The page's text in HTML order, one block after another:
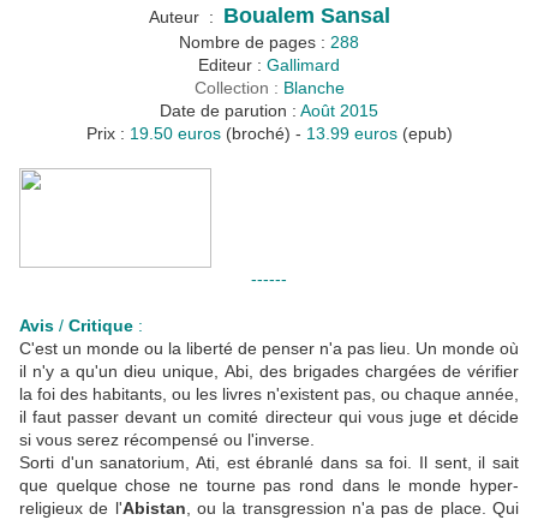
Auteur : Boualem Sansal
Nombre de pages : 288
Editeur : Gallimard
Collection : Blanche
Date de parution : Août 2015
Prix : 19.50 euros(broché) - 13.99 euros(epub)
------
Avis / Critique :
C'est un monde ou la liberté de penser n'a pas lieu. Un monde où
il n'y a qu'un dieu unique, Abi, des brigades chargées de vérifier
la foi des habitants, ou les livres n'existent pas, ou chaque année,
il faut passer devant un comité directeur qui vous juge et décide
si vous serez récompensé ou l'inverse.
Sorti d'un sanatorium, Ati, est ébranlé dans sa foi. Il sent, il sait
que quelque chose ne tourne pas rond dans le monde hyper-
religieux de l'Abistan , ou la transgression n'a pas de place. Qui